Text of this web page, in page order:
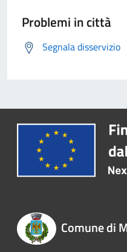
Problemi in città
Segnala disservizio
Comune di